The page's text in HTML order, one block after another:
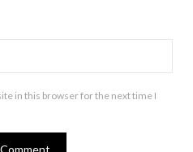
in this browser for the next time I